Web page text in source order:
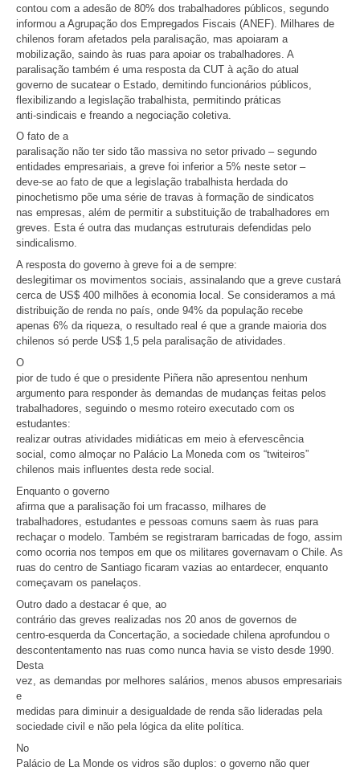
contou com a adesão de 80% dos trabalhadores públicos, segundo
informou a Agrupação dos Empregados Fiscais (ANEF). Milhares de
chilenos foram afetados pela paralisação, mas apoiaram a
mobilização, saindo às ruas para apoiar os trabalhadores. A
paralisação também é uma resposta da CUT à ação do atual
governo de sucatear o Estado, demitindo funcionários públicos,
flexibilizando a legislação trabalhista, permitindo práticas
anti-sindicais e freando a negociação coletiva.
O fato de a
paralisação não ter sido tão massiva no setor privado – segundo
entidades empresariais, a greve foi inferior a 5% neste setor –
deve-se ao fato de que a legislação trabalhista herdada do
pinochetismo põe uma série de travas à formação de sindicatos
nas empresas, além de permitir a substituição de trabalhadores em
greves. Esta é outra das mudanças estruturais defendidas pelo
sindicalismo.
A resposta do governo à greve foi a de sempre:
deslegitimar os movimentos sociais, assinalando que a greve custará
cerca de US$ 400 milhões à economia local. Se consideramos a má
distribuição de renda no país, onde 94% da população recebe
apenas 6% da riqueza, o resultado real é que a grande maioria dos
chilenos só perde US$ 1,5 pela paralisação de atividades.
O
pior de tudo é que o presidente Piñera não apresentou nenhum
argumento para responder às demandas de mudanças feitas pelos
trabalhadores, seguindo o mesmo roteiro executado com os
estudantes:
realizar outras atividades midiáticas em meio à efervescência
social, como almoçar no Palácio La Moneda com os “twiteiros”
chilenos mais influentes desta rede social.
Enquanto o governo
afirma que a paralisação foi um fracasso, milhares de
trabalhadores, estudantes e pessoas comuns saem às ruas para
rechaçar o modelo. Também se registraram barricadas de fogo, assim
como ocorria nos tempos em que os militares governavam o Chile. As
ruas do centro de Santiago ficaram vazias ao entardecer, enquanto
começavam os panelaços.
Outro dado a destacar é que, ao
contrário das greves realizadas nos 20 anos de governos de
centro-esquerda da Concertação, a sociedade chilena aprofundou o
descontentamento nas ruas como nunca havia se visto desde 1990.
Desta
vez, as demandas por melhores salários, menos abusos empresariais
e
medidas para diminuir a desigualdade de renda são lideradas pela
sociedade civil e não pela lógica da elite política.
No
Palácio de La Monde os vidros são duplos: o governo não quer